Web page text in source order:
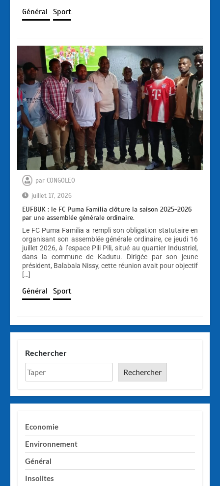
Général Sport
par CONGOLEO
juillet 17, 2026
EUFBUK : le FC Puma Familia clôture la saison 2025-2026
par une assemblée générale ordinaire.
Le FC Puma Familia a rempli son obligation statutaire en
organisant son assemblée générale ordinaire, ce jeudi 16
juillet 2026, à l’espace Pili Pili, situé au quartier Industriel,
dans la commune de Kadutu. Dirigée par son jeune
président, Balabala Nissy, cette réunion avait pour objectif
[…]
Général Sport
Rechercher
Rechercher
Economie
Environnement
Général
Insolites